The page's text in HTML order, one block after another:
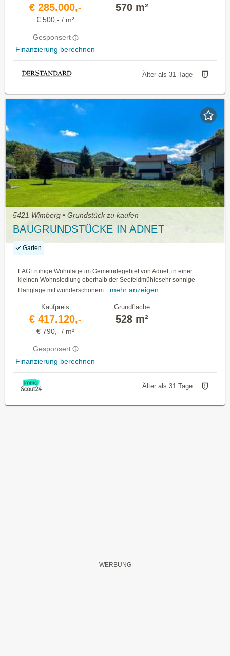
€ 285.000,-
€ 500,- / m²
Gesponsert
Finanzierung berechnen
570 m²
Älter als 31 Tage
5421 Wimberg • Grundstück zu kaufen
BAUGRUNDSTÜCKE IN ADNET
Garten
LAGEruhige Wohnlage im Gemeindegebiet von Adnet, in einer
kleinen Wohnsiedlung oberhalb der Seefeldmühlesehr sonnige
Hanglage mit wunderschönem... mehr anzeigen
Kaufpreis
€ 417.120,-
€ 790,- / m²
Gesponsert
Finanzierung berechnen
Grundfläche
528 m²
Älter als 31 Tage